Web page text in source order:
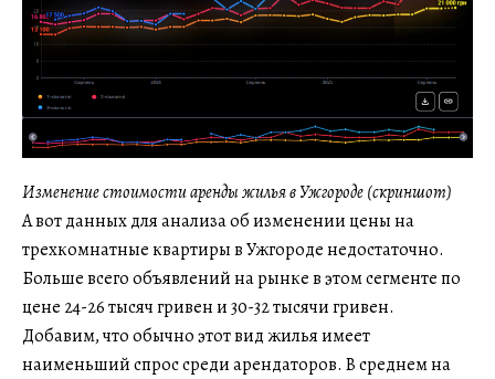
Изменение стоимости аренды жилья в Ужгороде (скриншот)
А вот данных для анализа об изменении цены на
трехкомнатные квартиры в Ужгороде недостаточно.
Больше всего объявлений на рынке в этом сегменте по
цене 24-26 тысяч гривен и 30-32 тысячи гривен.
Добавим, что обычно этот вид жилья имеет
наименьший спрос среди арендаторов. В среднем на